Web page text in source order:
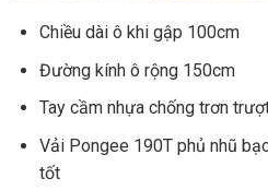
Chiều dài ô khi gập 100cm
Đường kính ô rộng 150cm
Tay cầm nhựa chống trơn
Vải Pongee 190T phủ nhũ
tốt